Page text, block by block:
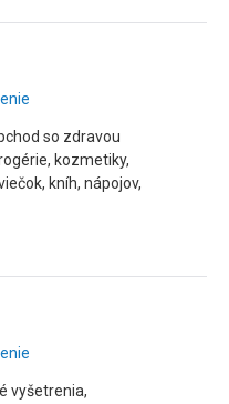
so zdravou
kozmetiky,
kníh, nápojov,
vyšetrenia,